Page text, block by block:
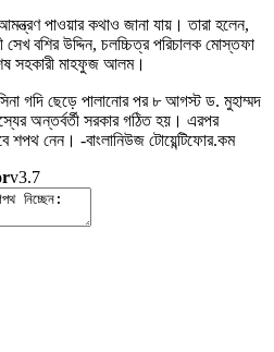
পাওয়ার কথাও জানা যায়। তারা হলেন,
বশির উদ্দিন, চলচ্চিত্র পরিচালক মোস্তফা
সহকারী মাহফুজ আলম।
গদি ছেড়ে পালানোর পর ৮ আগস্ট ড. মুহাম্মদ
অন্তর্বর্তী সরকার গঠিত হয়। এরপর
শপথ নেন। -বাংলানিউজ টোয়েন্টিফোর.কম
v3.7